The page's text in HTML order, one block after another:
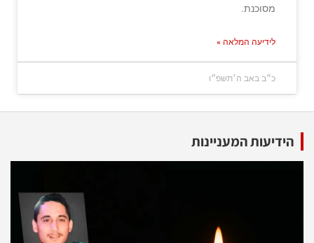
מסוכנת.
לידיעה המלאה »
כ״ב באב ה׳תשפ״ו
הידיעות המעניינות